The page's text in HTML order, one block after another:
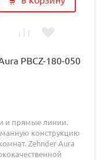
PBCZ-180-050
и прямые линии.
конструкцию
Zehnder Aura